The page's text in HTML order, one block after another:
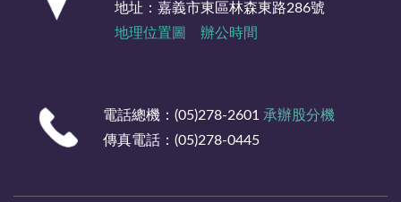
地址：嘉義市東區林森東路286號
地理位置圖
辦公時間
電話總機：(05)278-2601 承辦股分機
傳真電話：(05)278-0445